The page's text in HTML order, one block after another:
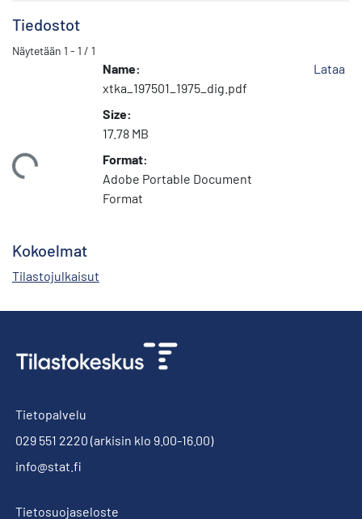
Tiedostot
Näytetään 1 - 1 / 1
Name:
xtka_197501_1975_dig.pdf
Size:
17.78 MB
Format:
Adobe Portable Document
Format
Lataa
Kokoelmat
Tilastojulkaisut
Tietopalvelu
029 551 2220 (arkisin klo 9.00-16.00)
info@stat.fi
Tietosuojaseloste